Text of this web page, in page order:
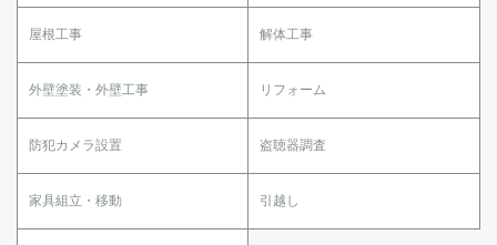
屋根工事 解体工事
外壁塗装・外壁工事 リフォーム
防犯カメラ設置 盗聴器調査
家具組立・移動 引越し